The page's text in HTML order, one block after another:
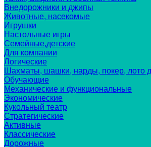
Внедорожники и джипы
Животные, насекомые
Игрушки
Настольные игры
Семейные,детские
Для компании
Логические
Шахматы, шашки, нарды, покер, лото
Обучающие
Механические и функциональные
Экономические
Кукольный театр
Стратегические
Активные
Классические
Дорожные